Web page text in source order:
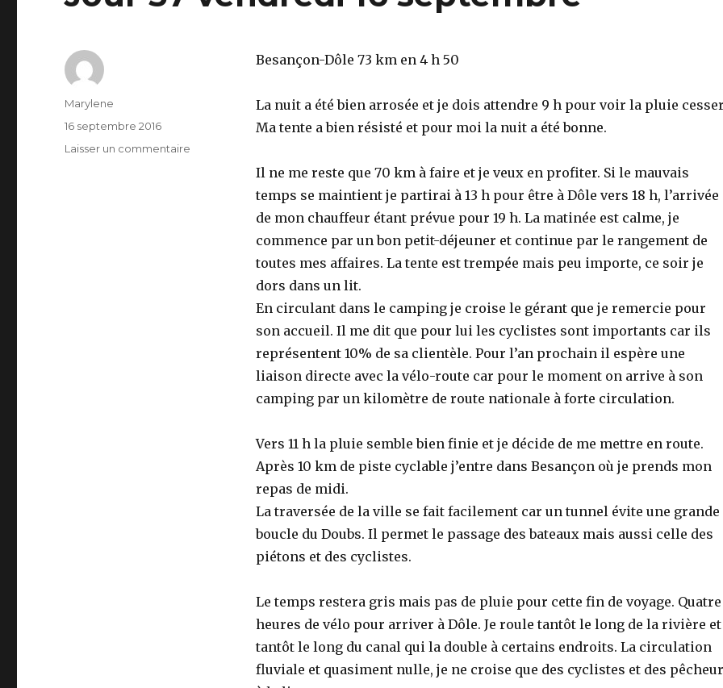
Besançon-Dôle 73 km en 4 h 50
La nuit a été bien arrosée et je dois attendre 9 h pour voir la pluie
Ma tente a bien résisté et pour moi la nuit a été bonne.
Il ne me reste que 70 km à faire et je veux en profiter. Si le mauvais
temps se maintient je partirai à 13 h pour être à Dôle vers 18 h, l’arrivée
de mon chauffeur étant prévue pour 19 h. La matinée est calme, je
commence par un bon petit-déjeuner et continue par le rangement de
toutes mes affaires. La tente est trempée mais peu importe, ce soir je
dors dans un lit.
En circulant dans le camping je croise le gérant que je remercie pour
son accueil. Il me dit que pour lui les cyclistes sont importants car ils
représentent 10% de sa clientèle. Pour l’an prochain il espère une
liaison directe avec la vélo-route car pour le moment on arrive à son
camping par un kilomètre de route nationale à forte circulation.
Vers 11 h la pluie semble bien finie et je décide de me mettre en route.
Après 10 km de piste cyclable j’entre dans Besançon où je prends mon
repas de midi.
La traversée de la ville se fait facilement car un tunnel évite une grande
boucle du Doubs. Il permet le passage des bateaux mais aussi celle des
piétons et des cyclistes.
Le temps restera gris mais pas de pluie pour cette fin de voyage. Quatre
heures de vélo pour arriver à Dôle. Je roule tantôt le long de la rivière et
tantôt le long du canal qui la double à certains endroits. La circulation
fluviale et quasiment nulle, je ne croise que des cyclistes et des
Auteur
Marylene
Publié
le
16 septembre 2016
Laisser un commentaire